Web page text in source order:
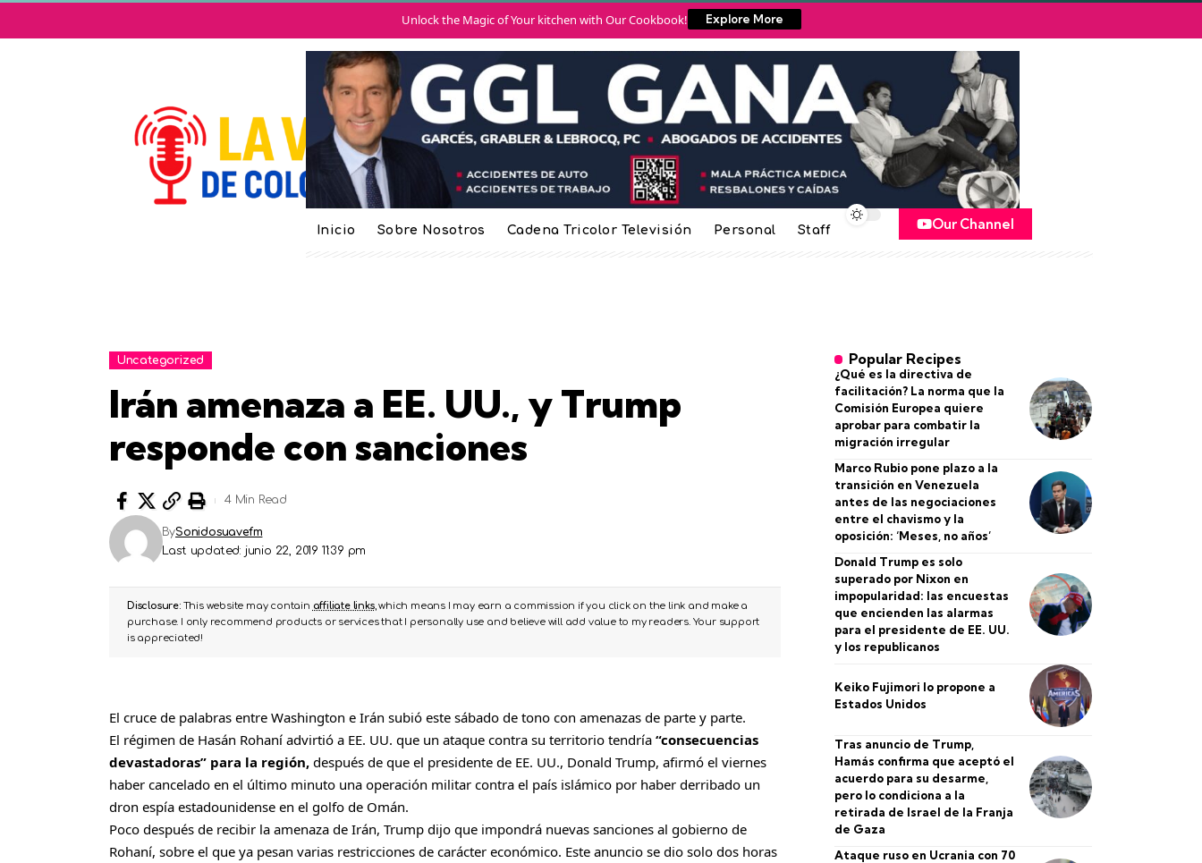
Unlock the Magic of Your kitchen with Our Cookbook! Explore More
Inicio Sobre Nosotros Cadena Tricolor Televisión Personal Staff Our Channel
Uncategorized
Irán amenaza a EE. UU., y Trump
responde con sanciones
Last updated: junio 22, 2019 11:39 pm
BySonidosuavefm
4 Min Read
Disclosure:This website may contain affiliate links, which means I may earn a commission if you click on the link and make a
purchase. I only recommend products or services that I personally use and believe will add value to my readers. Your support
is appreciated!
El cruce de palabras entre Washington e Irán subió este sábado de tono con amenazas de parte y parte.
El régimen de Hasán Rohaní advirtió a EE. UU. que un ataque contra su territorio tendría “consecuencias
devastadoras” para la región, después de que el presidente de EE. UU., Donald Trump, afirmó el viernes
haber cancelado en el último minuto una operación militar contra el país islámico por haber derribado un
dron espía estadounidense en el golfo de Omán.
Poco después de recibir la amenaza de Irán, Trump dijo que impondrá nuevas sanciones al gobierno de
Rohaní, sobre el que ya pesan varias restricciones de carácter económico. Este anuncio se dio solo dos horas
Popular Recipes
¿Qué es la directiva de
facilitación? La norma que la
Comisión Europea quiere
aprobar para combatir la
migración irregular
Marco Rubio pone plazo a la
transición en Venezuela
antes de las negociaciones
entre el chavismo y la
oposición: ‘Meses, no años’
Donald Trump es solo
superado por Nixon en
impopularidad: las encuestas
que encienden las alarmas
para el presidente de EE. UU.
y los republicanos
Keiko Fujimori lo propone a
Estados Unidos
Tras anuncio de Trump,
Hamás confirma que aceptó el
acuerdo para su desarme,
pero lo condiciona a la
retirada de Israel de la Franja
de Gaza
Ataque ruso en Ucrania con 70